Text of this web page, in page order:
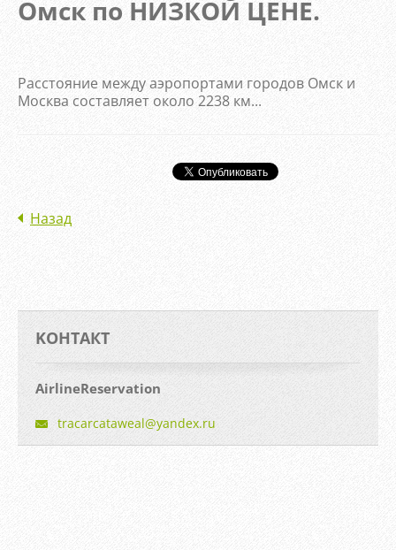
Омск по НИЗКОЙ ЦЕНЕ.
Расстояние между аэропортами городов Омск и
Москва составляет около 2238 км...
Назад
KOНТАКТ
AirlineReservation
tracarcataweal@yandex.ru